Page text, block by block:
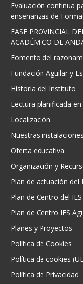
Evaluación continua
enseñanzas de
FASE PROVINCIAL
ACADÉMICO DE
Fomento del
Fundación Aguilar y
Historia del Instituto
Lectura planificada en
Localización
Nuestras instalaciones
Oferta educativa
Organización y
Plan de actuación
Plan de Centro del
Plan de Centro IES
Planes y Proyectos
Política de Cookies
Política de cookies
Política de Privacidad